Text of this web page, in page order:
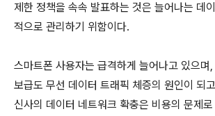
제한 정책을 속속 발표하는 것은 늘어나는 데
적으로 관리하기 위함이다.
스마트폰 사용자는 급격하게 늘어나고 있으며,
보급도 무선 데이터 트래픽 체증의 원인이 되
신사의 데이터 네트워크 확충은 비용의 문제